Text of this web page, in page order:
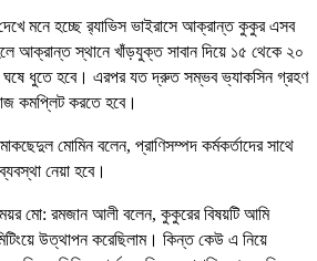
মনে হচ্ছে র‌্যাভিস ভাইরাসে আক্রান্ত কুকুর এসব
আক্রান্ত স্থানে খাঁড়যুক্ত সাবান দিয়ে ১৫ থেকে ২০
ঘষে ধুতে হবে। এরপর যত দ্রুত সম্ভব ভ্যাকসিন গ্রহণ
কমপ্লিট করতে হবে।
মোমিন বলেন, প্রাণিসম্পদ কর্মকর্তাদের সাথে
নেয়া হবে।
মো: রমজান আলী বলেন, কুকুরের বিষয়টি আমি
উত্থাপন করেছিলাম। কিন্ত কেউ এ নিয়ে